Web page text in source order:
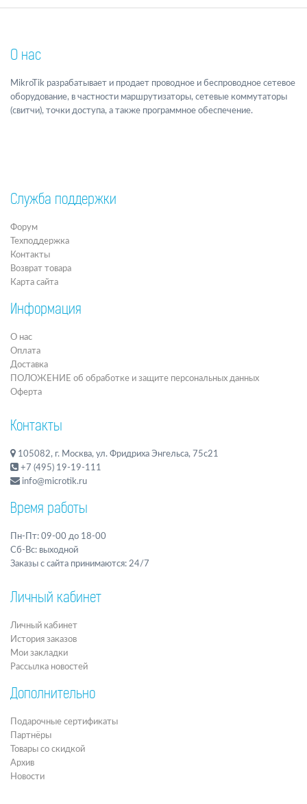
О нас
MikroTik разрабатывает и продает проводное и беспроводное сетевое
оборудование, в частности маршрутизаторы, сетевые коммутаторы
(свитчи), точки доступа, а также программное обеспечение.
Служба поддержки
Форум
Техподдержка
Контакты
Возврат товара
Карта сайта
Информация
О нас
Оплата
Доставка
ПОЛОЖЕНИЕ об обработке и защите персональных данных
Оферта
Контакты
105082, г. Москва, ул. Фридриха Энгельса, 75с21
+7 (495) 19-19-111
info@microtik.ru
Время работы
Пн-Пт: 09-00 до 18-00
Сб-Вс: выходной
Заказы с сайта принимаются: 24/7
Личный кабинет
Личный кабинет
История заказов
Мои закладки
Рассылка новостей
Дополнительно
Подарочные сертификаты
Партнёры
Товары со скидкой
Архив
Новости